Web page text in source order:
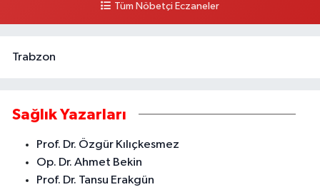
Yol Tarifi Al
Tüm Nöbetçi Eczaneler
Trabzon
Sağlık Yazarları
Prof. Dr. Özgür Kılıçkesmez
Op. Dr. Ahmet Bekin
Prof. Dr. Tansu Erakgün